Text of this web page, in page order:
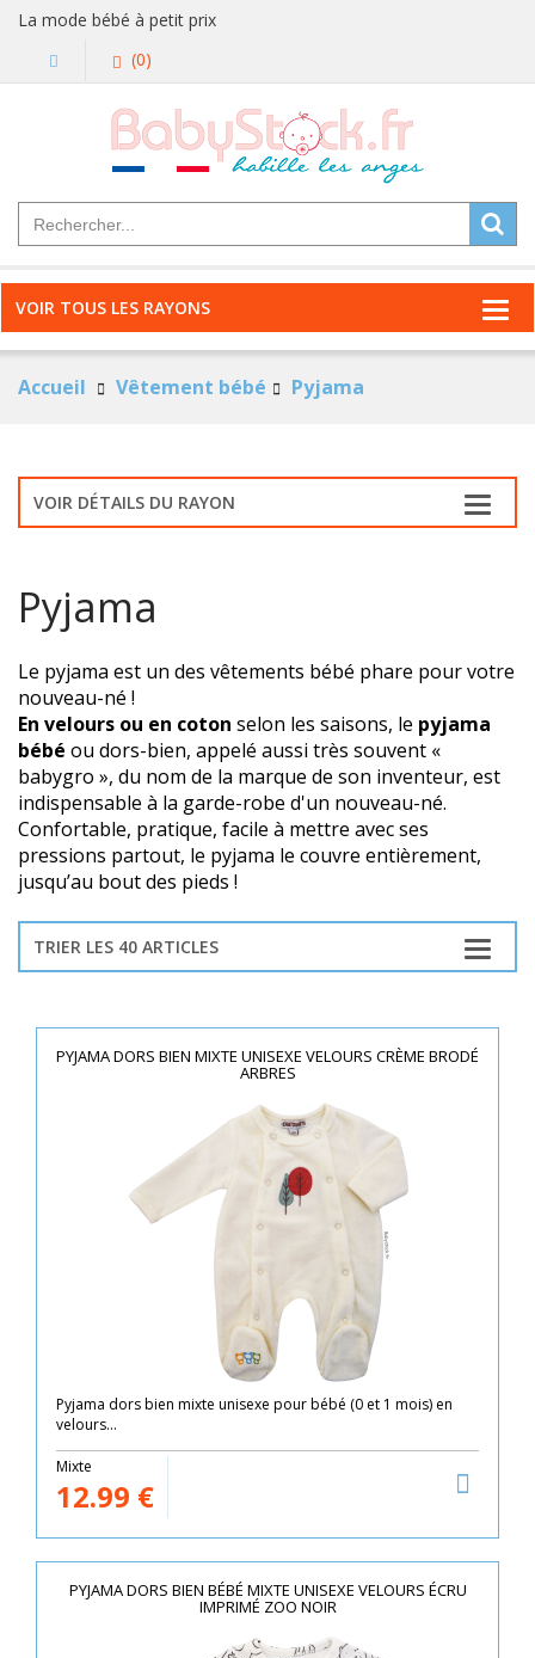
La mode bébé à petit prix
(0)
VOIR TOUS LES RAYONS
Accueil Vêtement bébé Pyjama
VOIR DÉTAILS DU RAYON
Pyjama
Le pyjama est un des vêtements bébé phare pour votre
nouveau-né !
En velours ou en coton selon les saisons, le pyjama
bébé ou dors-bien, appelé aussi très souvent «
babygro », du nom de la marque de son inventeur, est
indispensable à la garde-robe d'un nouveau-né.
Confortable, pratique, facile à mettre avec ses
pressions partout, le pyjama le couvre entièrement,
jusqu’au bout des pieds !
TRIER LES 40 ARTICLES
PYJAMA DORS BIEN MIXTE UNISEXE VELOURS CRÈME BRODÉ
ARBRES
Pyjama dors bien mixte unisexe pour bébé (0 et 1 mois) en
velours...
Mixte
12.99 €
PYJAMA DORS BIEN BÉBÉ MIXTE UNISEXE VELOURS ÉCRU
IMPRIMÉ ZOO NOIR